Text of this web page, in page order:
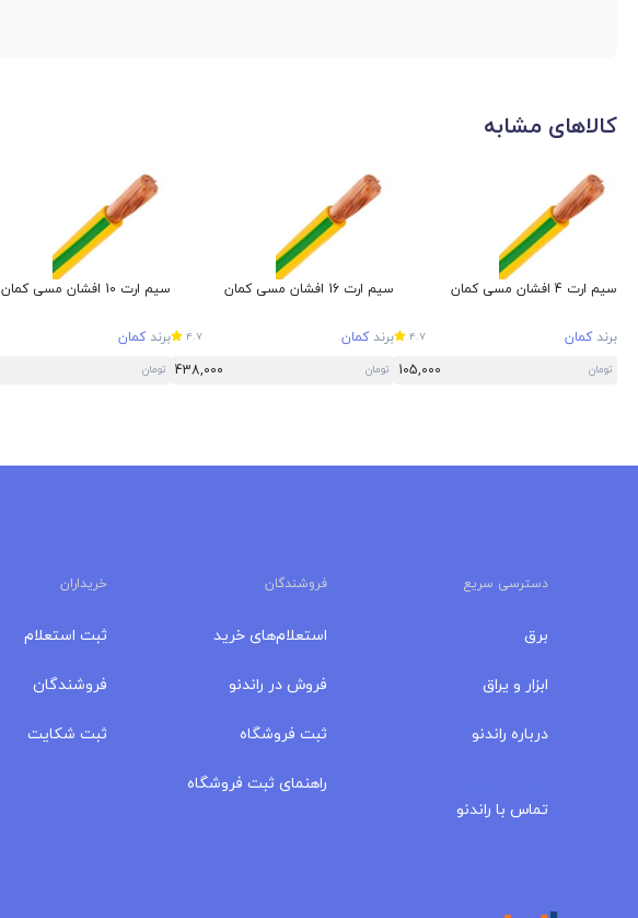
کالاهای مشابه
سیم ارت 4 افشان مسی کمان
برندکمان 4.7
تومان 105,000
سیم ارت 16 افشان مسی کمان
برندکمان 4.7
تومان 438,000
سیم ارت 10 افشان مسی کمان
برندکمان
تومان
دسترسی سریع فروشندگان خریداران
برق
ابزار و یراق
درباره‌ راندنو
تماس با راندنو
استعلام‌های خرید
فروش در راندنو
ثبت فروشگاه
راهنمای ثبت فروشگاه
ثبت استعلام
فروشندگان
ثبت شکایت